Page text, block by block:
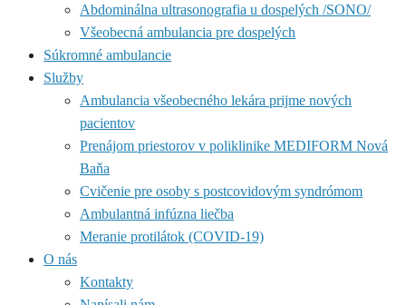
Abdominálna ultrasonografia u dospelých /SONO/
Všeobecná ambulancia pre dospelých
Súkromné ambulancie
Služby
Ambulancia všeobecného lekára prijme nových
pacientov
Prenájom priestorov v poliklinike MEDIFORM Nová
Baňa
Cvičenie pre osoby s postcovidovým syndrómom
Ambulantná infúzna liečba
Meranie protilátok (COVID-19)
O nás
Kontakty